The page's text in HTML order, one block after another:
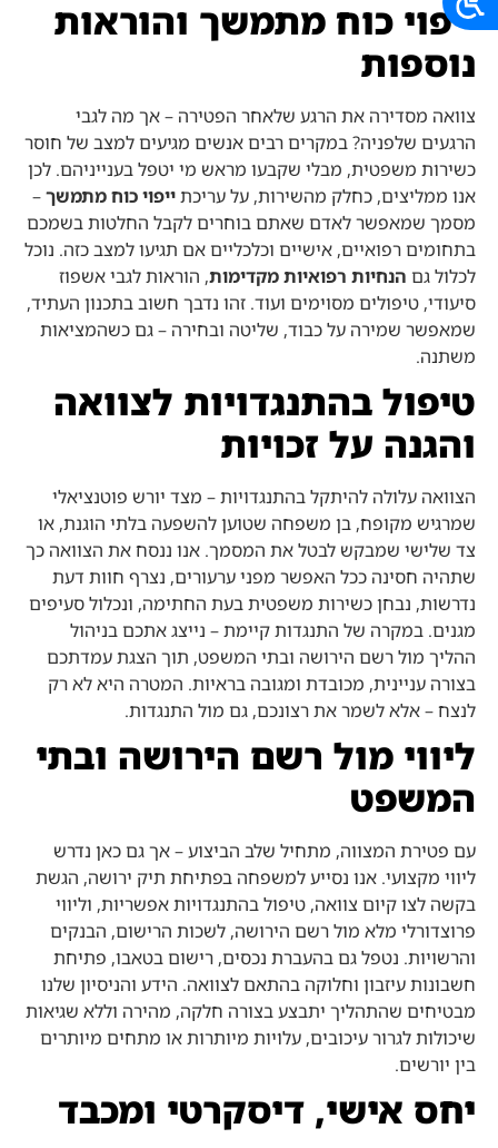
ייפוי כוח מתמשך והוראות
נוספות
צוואה מסדירה את הרגע שלאחר הפטירה – אך מה לגבי
הרגעים שלפניה? במקרים רבים אנשים מגיעים למצב של חוסר
כשירות משפטית, מבלי שקבעו מראש מי יטפל בענייניהם. לכן
אנו ממליצים, כחלק מהשירות, על עריכתייפוי כוח מתמשך–
מסמך שמאפשר לאדם שאתם בוחרים לקבל החלטות בשמכם
בתחומים רפואיים, אישיים וכלכליים אם תגיעו למצב כזה. נוכל
לכלול גם הנחיות רפואיות מקדימות, הוראות לגבי אשפוז
סיעודי, טיפולים מסוימים ועוד. זהו נדבך חשוב בתכנון העתיד,
שמאפשר שמירה על כבוד, שליטה ובחירה – גם כשהמציאות
משתנה.
טיפול בהתנגדויות לצוואה
והגנה על זכויות
הצוואה עלולה להיתקל בהתנגדויות – מצד יורש פוטנציאלי
שמרגיש מקופח, בן משפחה שטוען להשפעה בלתי הוגנת, או
צד שלישי שמבקש לבטל את המסמך. אנו ננסח את הצוואה כך
שתהיה חסינה ככל האפשר מפני ערעורים, נצרף חוות דעת
נדרשות, נבחן כשירות משפטית בעת החתימה, ונכלול סעיפים
מגנים. במקרה של התנגדות קיימת – נייצג אתכם בניהול
ההליך מול רשם הירושה ובתי המשפט, תוך הצגת עמדתכם
בצורה עניינית, מכובדת ומגובה בראיות. המטרה היא לא רק
לנצח – אלא לשמר את רצונכם, גם מול התנגדות.
ליווי מול רשם הירושה ובתי
המשפט
עם פטירת המצווה, מתחיל שלב הביצוע – אך גם כאן נדרש
ליווי מקצועי. אנו נסייע למשפחה בפתיחת תיק ירושה, הגשת
בקשה לצו קיום צוואה, טיפול בהתנגדויות אפשריות, וליווי
פרוצדורלי מלא מול רשם הירושה, לשכות הרישום, הבנקים
והרשויות. נטפל גם בהעברת נכסים, רישום בטאבו, פתיחת
חשבונות עיזבון וחלוקה בהתאם לצוואה. הידע והניסיון שלנו
מבטיחים שהתהליך יתבצע בצורה חלקה, מהירה וללא שגיאות
שיכולות לגרור עיכובים, עלויות מיותרות או מתחים מיותרים
בין יורשים.
יחס אישי, דיסקרטי ומכבד